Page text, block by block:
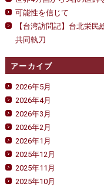
手術概要
医師募集情報
トピックス一覧
可能性を信じて
【台湾訪問記】台北栄
共同執刀
アーカイブ
2026年5月
2026年4月
2026年3月
2026年2月
2026年1月
2025年12月
2025年11月
2025年10月